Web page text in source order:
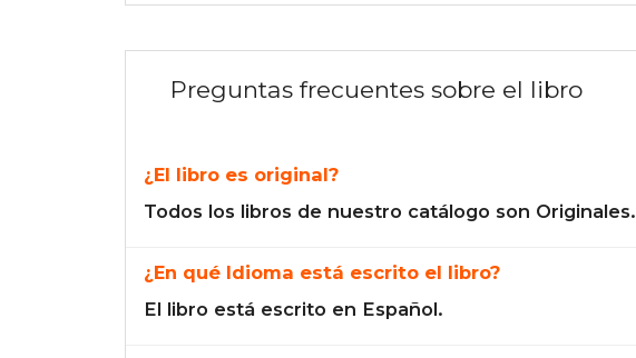
Preguntas frecuentes sobre el libro
¿El libro es original?
Todos los libros de nuestro catálogo son Originales.
¿En qué Idioma está escrito el libro?
El libro está escrito en Español.